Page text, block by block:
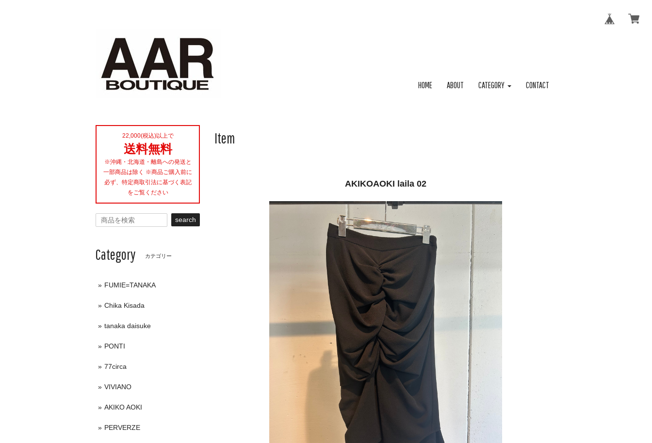
HOME ABOUT CATEGORY CONTACT
Item
AKIKOAOKI laila 02
22,000(税込)以上で
送料無料
※沖縄・北海道・離島への発送と
一部商品は除く ※商品ご購入前に
必ず、特定商取引法に基づく表記
をご覧ください
search
Category カテゴリー
FUMIE=TANAKA
Chika Kisada
tanaka daisuke
PONTI
77circa
VIVIANO
AKIKO AOKI
PERVERZE